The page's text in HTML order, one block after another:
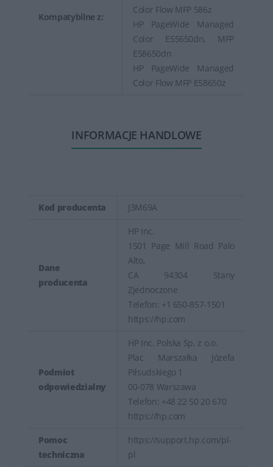
Kompatybilne z:
Color Flow MFP 586z
HP PageWide Managed
Color E55650dn, MFP
E58650dn
HP PageWide Managed
Color Flow MFP E58650z
INFORMACJE HANDLOWE
Kod producenta J3M69A
Dane
producenta
HP Inc.
1501 Page Mill Road Palo
Alto,
CA 94304 Stany
Zjednoczone
Telefon: +1 650-857-1501
https://hp.com
Podmiot
odpowiedzialny
HP Inc. Polska Sp. z o.o.
Plac Marszałka Józefa
Piłsudskiego 1
00-078 Warszawa
Telefon: +48 22 50 20 670
https://hp.com
Pomoc
techniczna
https://support.hp.com/pl-
pl